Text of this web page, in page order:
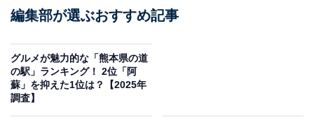
回答者からは「マンゴーのソフトクリームが食べてみた
い」（50代女性／新潟県）、「特産物の日向夏やマンゴ
県）、「お土産の品数が豊富そう。是非行ってみたい」
（40代女性／埼玉県）などのコメントが寄せられていま
した。
編集部が選ぶおすすめ記事
グルメが魅力的な「熊本県の道
の駅」ランキング！ 2位「阿
蘇」を抑えた1位は？【2025年
調査】